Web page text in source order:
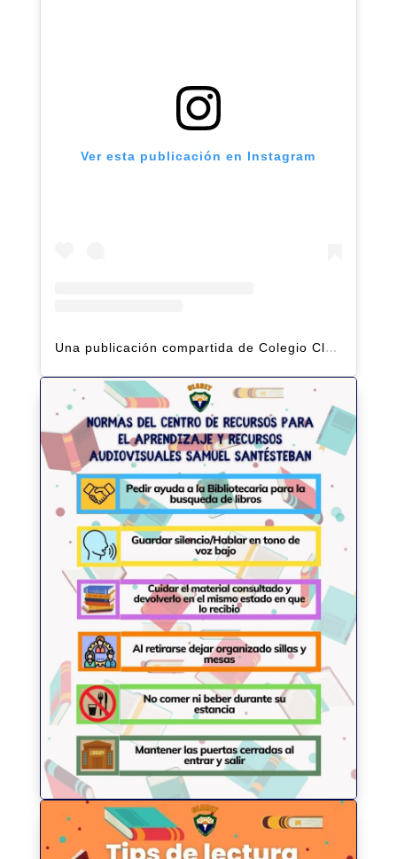
Ver esta publicación en Instagram
Una publicación compartida de Colegio Claret | Alto Hatillo (@clarethatillo)